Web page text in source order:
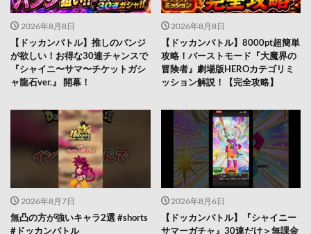
2026年8月8日
【ドッカンバトル】推しのパンジ
が欲しい！お得な30連チャンスで
『シャイニ〜サマ〜チケットガシ
ャ龍石ver.』 開幕！
2026年8月8日
【ドッカンバトル】8000pt超簡単
攻略！バーストモード『大魔界の
冒険者』劇場版HEROカテゴリミ
ッション解説！【完全攻略】
2026年8月7日
無凸の方が強いキャラ2選 #shorts
#ドッカンバトル
2026年8月6日
【ドッカンバトル】『シャイニー
サマーガチャ』30連だけ＞無課金